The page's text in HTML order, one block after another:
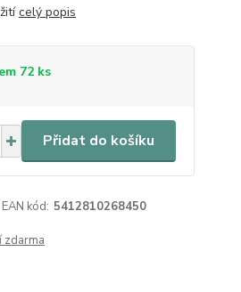
celý popis
72 ks
Přidat do košíku
EAN kód: 5412810268450
zdarma